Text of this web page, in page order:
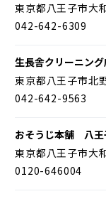
東京都八王子市大
042-642-6309
生長舎クリーニン
東京都八王子市北
042-642-9563
おそうじ本舗 八王
東京都八王子市大
0120-646004